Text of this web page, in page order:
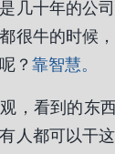
几十年的公
很牛的时候
？ 靠智慧。
，看到的东
人都可以干